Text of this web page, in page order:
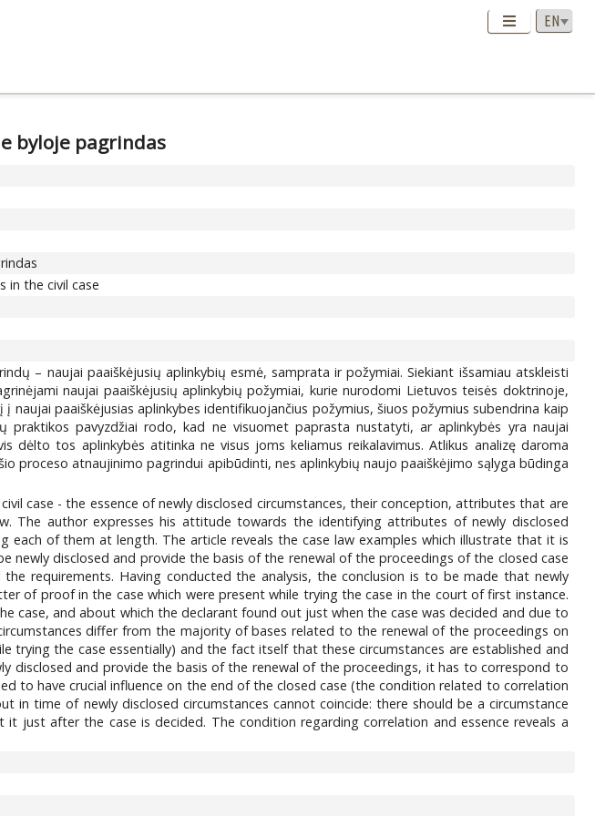
byloje pagrindas
in the civil case
– naujai paaiškėjusių aplinkybių esmė, samprata ir požymiai. Siekiant išsamiau atskleisti
naujai paaiškėjusių aplinkybių požymiai, kurie nurodomi Lietuvos teisės doktrinoje,
paaiškėjusias aplinkybes identifikuojančius požymius, šiuos požymius subendrina kaip
praktikos pavyzdžiai rodo, kad ne visuomet paprasta nustatyti, ar aplinkybės yra naujai
dėlto tos aplinkybės atitinka ne visus joms keliamus reikalavimus. Atlikus analizę daroma
proceso atnaujinimo pagrindui apibūdinti, nes aplinkybių naujo paaiškėjimo sąlyga būdinga
case - the essence of newly disclosed circumstances, their conception, attributes that are
The author expresses his attitude towards the identifying attributes of newly disclosed
each of them at length. The article reveals the case law examples which illustrate that it is
newly disclosed and provide the basis of the renewal of the proceedings of the closed case
requirements. Having conducted the analysis, the conclusion is to be made that newly
of proof in the case which were present while trying the case in the court of first instance.
case, and about which the declarant found out just when the case was decided and due to
differ from the majority of bases related to the renewal of the proceedings on
the case essentially) and the fact itself that these circumstances are established and
disclosed and provide the basis of the renewal of the proceedings, it has to correspond to
to have crucial influence on the end of the closed case (the condition related to correlation
time of newly disclosed circumstances cannot coincide: there should be a circumstance
just after the case is decided. The condition regarding correlation and essence reveals a